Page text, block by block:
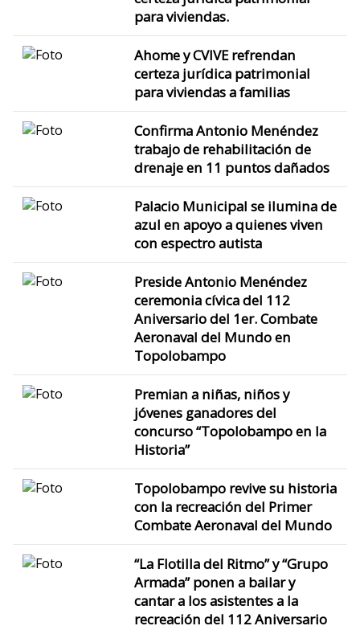
para viviendas.
Ahome y CVIVE refrendan
certeza jurídica patrimonial
para viviendas a familias
Confirma Antonio Menéndez
trabajo de rehabilitación de
drenaje en 11 puntos dañados
Palacio Municipal se ilumina de
azul en apoyo a quienes viven
con espectro autista
Preside Antonio Menéndez
ceremonia cívica del 112
Aniversario del 1er. Combate
Aeronaval del Mundo en
Topolobampo
Premian a niñas, niños y
jóvenes ganadores del
concurso “Topolobampo en la
Historia”
Topolobampo revive su historia
con la recreación del Primer
Combate Aeronaval del Mundo
“La Flotilla del Ritmo” y “Grupo
Armada” ponen a bailar y
cantar a los asistentes a la
recreación del 112 Aniversario